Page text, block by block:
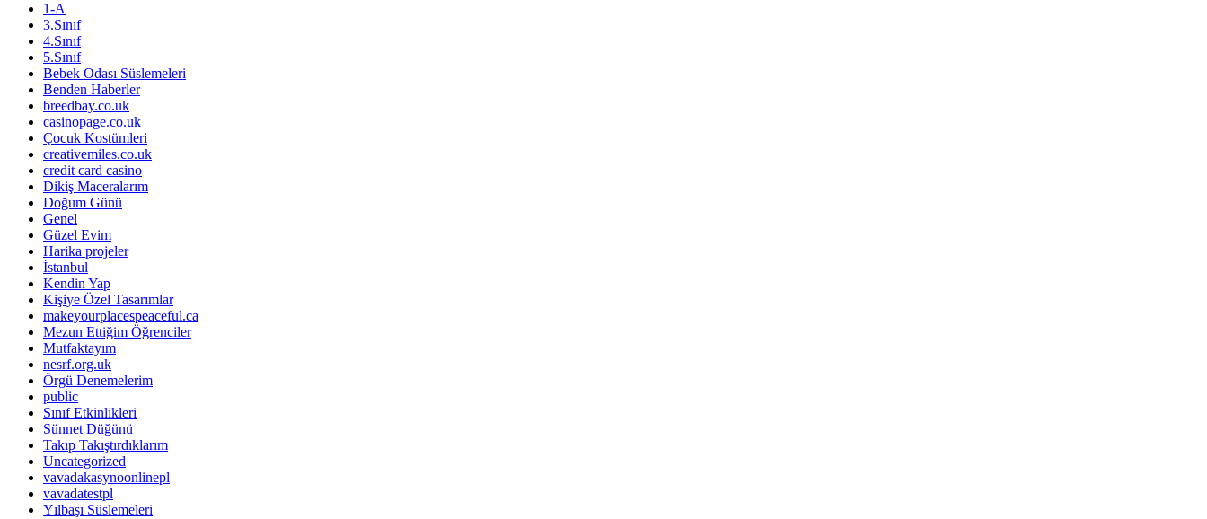
1-A
3.Sınıf
4.Sınıf
5.Sınıf
Bebek Odası Süslemeleri
Benden Haberler
breedbay.co.uk
casinopage.co.uk
Çocuk Kostümleri
creativemiles.co.uk
credit card casino
Dikiş Maceralarım
Doğum Günü
Genel
Güzel Evim
Harika projeler
İstanbul
Kendin Yap
Kişiye Özel Tasarımlar
makeyourplacespeaceful.ca
Mezun Ettiğim Öğrenciler
Mutfaktayım
nesrf.org.uk
Örgü Denemelerim
public
Sınıf Etkinlikleri
Sünnet Düğünü
Takıp Takıştırdıklarım
Uncategorized
vavadakasynoonlinepl
vavadatestpl
Yılbaşı Süslemeleri